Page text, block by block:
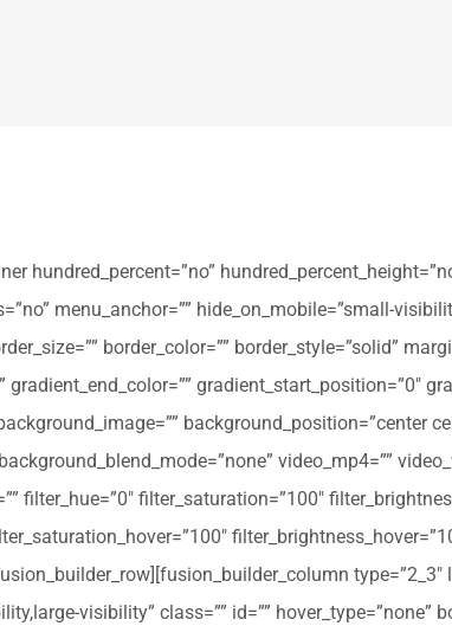
hundred_percent=”no”
menu_anchor=”” hide_on_mobile=”small-
border_color=”” border_style=”solid”
gradient_end_color=”” gradient_start_position=”0″
background_position=”center
video_mp4=””
filter_hue=”0″ filter_saturation=”100″
type=”2_3″
visibility” class=”” id=”” hover_type=”none”